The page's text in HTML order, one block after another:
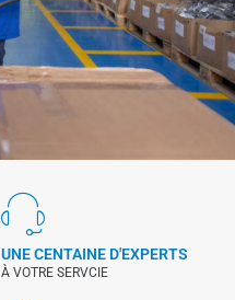
UNE CENTAINE D'EXPERTS
À VOTRE SERVCIE